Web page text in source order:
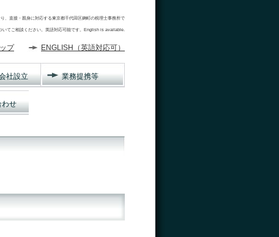
、直接・親身に対応する東京都千代田区麹町の税理士事務所で
いてご相談ください。英語対応可能です。English is available.
プ ENGLISH（英語対応可）
社設立 業務提携等
わせ